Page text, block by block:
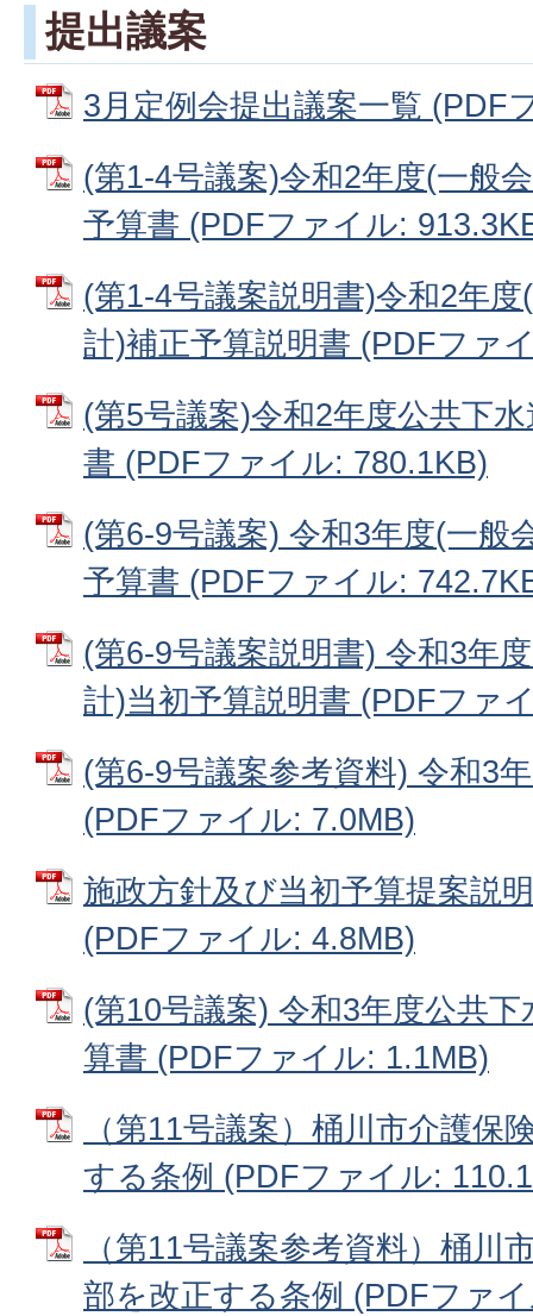
提出議案
3月定例会提出議案一覧 (PDF
(第1-4号議案)令和2年度(一般
予算書 (PDFファイル:
(第1-4号議案説明書)令和2年
計)補正予算説明書 (PDFファ
(第5号議案)令和2年度公共下
書 (PDFファイル: 780.1KB)
(第6-9号議案) 令和3年度(一般
予算書 (PDFファイル:
(第6-9号議案説明書) 令和3年
計)当初予算説明書 (PDFファ
(第6-9号議案参考資料) 令和3
(PDFファイル: 7.0MB)
施政方針及び当初予算提案説
(PDFファイル: 4.8MB)
(第10号議案) 令和3年度公共
算書 (PDFファイル: 1.1MB)
（第11号議案）桶川市介護保
する条例 (PDFファイル:
（第11号議案参考資料）桶川
部を改正する条例 (PDFファ